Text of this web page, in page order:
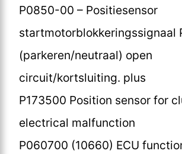
P0850-00 – Positiesensor
startmotorblokkeringssignaal
(parkeren/neutraal) open
circuit/kortsluiting. plus
P173500 Position sensor for
electrical malfunction
P060700 (10660) ECU